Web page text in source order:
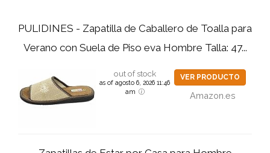
PULIDINES - Zapatilla de Caballero de Toalla para
Verano con Suela de Piso eva Hombre Talla: 47...
out of stock
as of agosto 6, 2026 11:46
am
VER PRODUCTO
Amazon.es